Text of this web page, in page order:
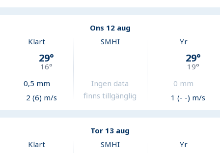
Ons 12 aug
Klart
29°
16°
0,5 mm
2 (6) m/s
SMHI
Ingen data
finns tillgänglig
Yr
29°
19°
0 mm
1 (- -) m/s
Tor 13 aug
Klart
SMHI Yr